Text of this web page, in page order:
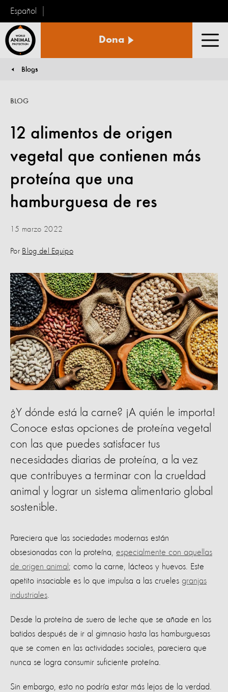
Español
Animal
Dona
You are here:
Blogs
12 alimentos de origen
vegetal que contienen más
proteína que una
hamburguesa de res
BLOG
15 marzo 2022
Por Blog del Equipo
¿Y dónde está la carne? ¡A quién le importa!
Conoce estas opciones de proteína vegetal
con las que puedes satisfacer tus
necesidades diarias de proteína, a la vez
que contribuyes a terminar con la crueldad
animal y lograr un sistema alimentario global
sostenible.
Pareciera que las sociedades modernas están
obsesionadas con la proteína, especialmente con aquellas
de origen animal ; como la carne, lácteos y huevos. Este
apetito insaciable es lo que impulsa a las crueles granjas
industriales
Desde la proteína de suero de leche que se añade en los
batidos después de ir al gimnasio hasta las hamburguesas
que se comen en las actividades sociales, pareciera que
nunca se logra consumir suficiente proteína.
Sin embargo, esto no podría estar más lejos de la verdad.